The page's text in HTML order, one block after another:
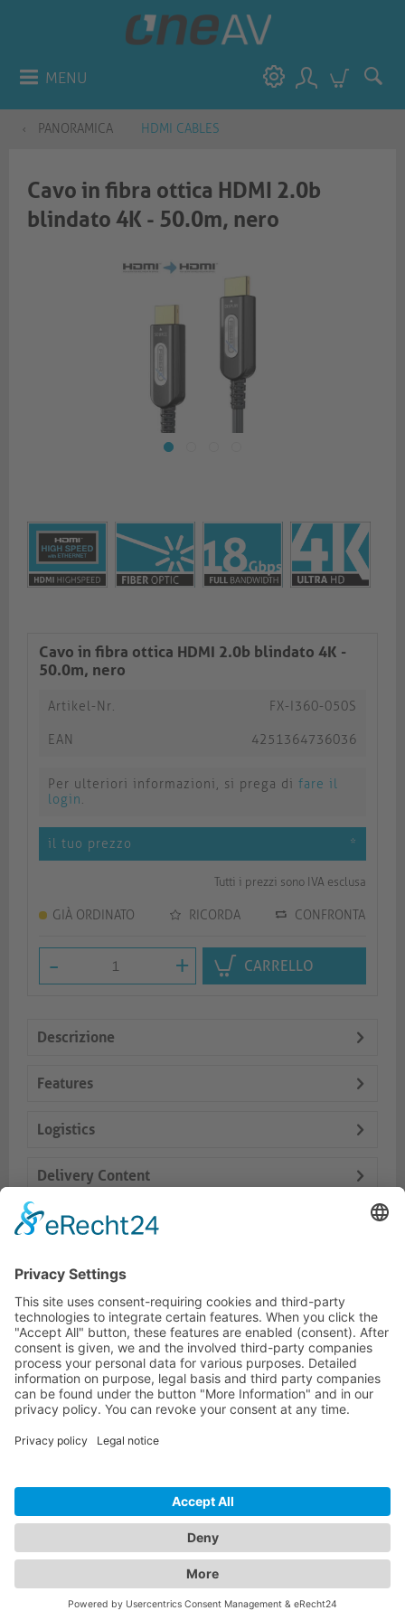
MENU
PANORAMICA HDMI CABLES
Cavo in fibra ottica HDMI 2.0b
blindato 4K - 50.0m, nero
Cavo in fibra ottica HDMI 2.0b blindato 4K -
50.0m, nero
Artikel-Nr. FX-I360-050S
EAN 4251364736036
Per ulteriori informazioni, si prega di fare il
login.
il tuo prezzo *
Tutti i prezzi sono IVA esclusa
GIÀ ORDINATO RICORDA CONFRONTA
- + CARRELLO
Descrizione
Features
Logistics
Delivery Content
Dokumente
Prodotti simili
ONEAV HOTLINE
ONEAV.EU
NEWSLETTER
di consegna. Solo per i clienti commerciali.